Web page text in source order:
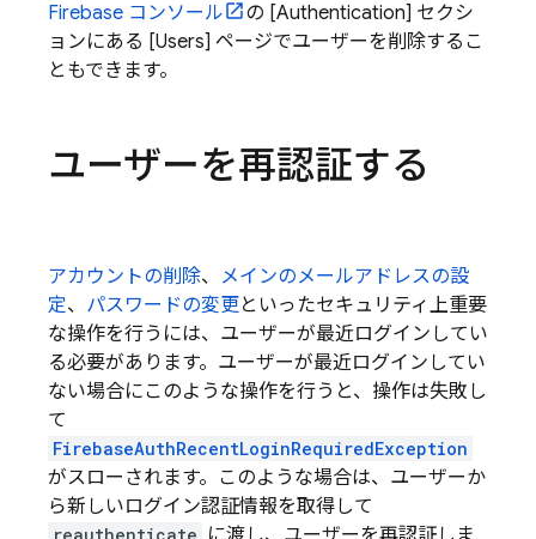
Firebase コンソール
の [Authentication] セクシ
ョンにある [Users] ページでユーザーを削除するこ
ともできます。
ユーザーを再認証する
アカウントの削除、 メインのメールアドレスの設
定、 パスワードの変更といったセキュリティ上重要
な操作を行うには、ユーザーが最近ログインしてい
る必要があります。ユーザーが最近ログインしてい
ない場合にこのような操作を行うと、操作は失敗し
て
FirebaseAuthRecentLoginRequiredException
がスローされます。このような場合は、ユーザーか
ら新しいログイン認証情報を取得して